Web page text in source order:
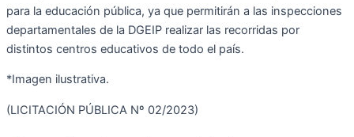
para la educación pública, ya que permitirán a las inspecciones
departamentales de la DGEIP realizar las recorridas por
distintos centros educativos de todo el país.
*Imagen ilustrativa.
(LICITACIÓN PÚBLICA Nº 02/2023)